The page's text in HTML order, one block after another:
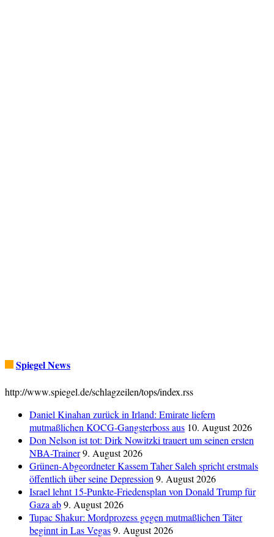
Spiegel News
http://www.spiegel.de/schlagzeilen/tops/index.rss
Daniel Kinahan zurück in Irland: Emirate liefern
mutmaßlichen KOCG-Gangsterboss aus 10. August 2026
Don Nelson ist tot: Dirk Nowitzki trauert um seinen ersten
NBA-Trainer9. August 2026
Grünen-Abgeordneter Kassem Taher Saleh spricht erstmals
öffentlich über seine Depression 9. August 2026
Israel lehnt 15-Punkte-Friedensplan von Donald Trump für
Gaza ab9. August 2026
Tupac Shakur: Mordprozess gegen mutmaßlichen Täter
beginnt in Las Vegas9. August 2026